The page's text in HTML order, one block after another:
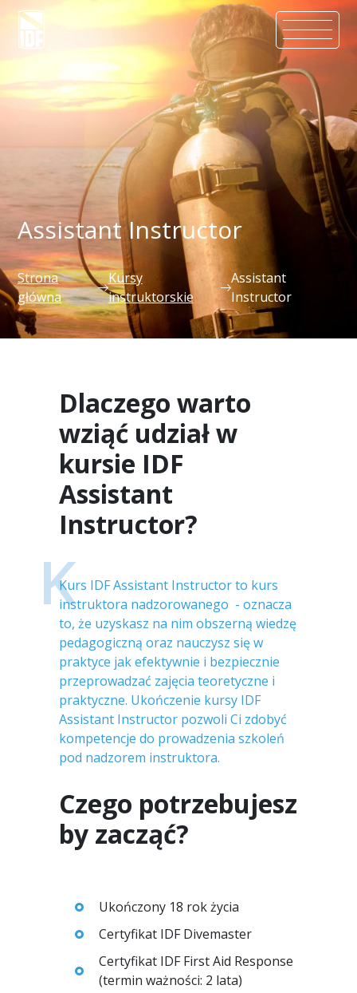
Assistant Instructor
Strona
główna
Kursy
instruktorskie
Assistant
Instructor
Dlaczego warto
wziąć udział w
kursie IDF
Assistant
Instructor?
KKurs IDF Assistant Instructor to kurs
instruktora nadzorowanego - oznacza
to, że uzyskasz na nim obszerną wiedzę
pedagogiczną oraz nauczysz się w
praktyce jak efektywnie i bezpiecznie
przeprowadzać zajęcia teoretyczne i
praktyczne. Ukończenie kursy IDF
Assistant Instructor pozwoli Ci zdobyć
kompetencje do prowadzenia szkoleń
pod nadzorem instruktora.
Czego potrzebujesz
by zacząć?
Ukończony 18 rok życia
Certyfikat IDF Divemaster
Certyfikat IDF First Aid Response
(termin ważności: 2 lata)